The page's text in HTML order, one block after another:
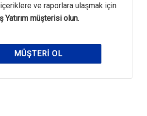
ve raporlara ulaşmak için
Yatırım müşterisi olun.
MÜŞTERI OL